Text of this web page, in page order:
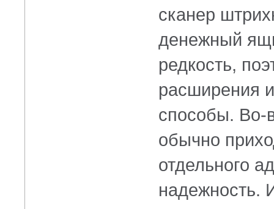
сканер
денежный
редкость,
расширения
способы. Во-
обычно
отдельного
надежность.